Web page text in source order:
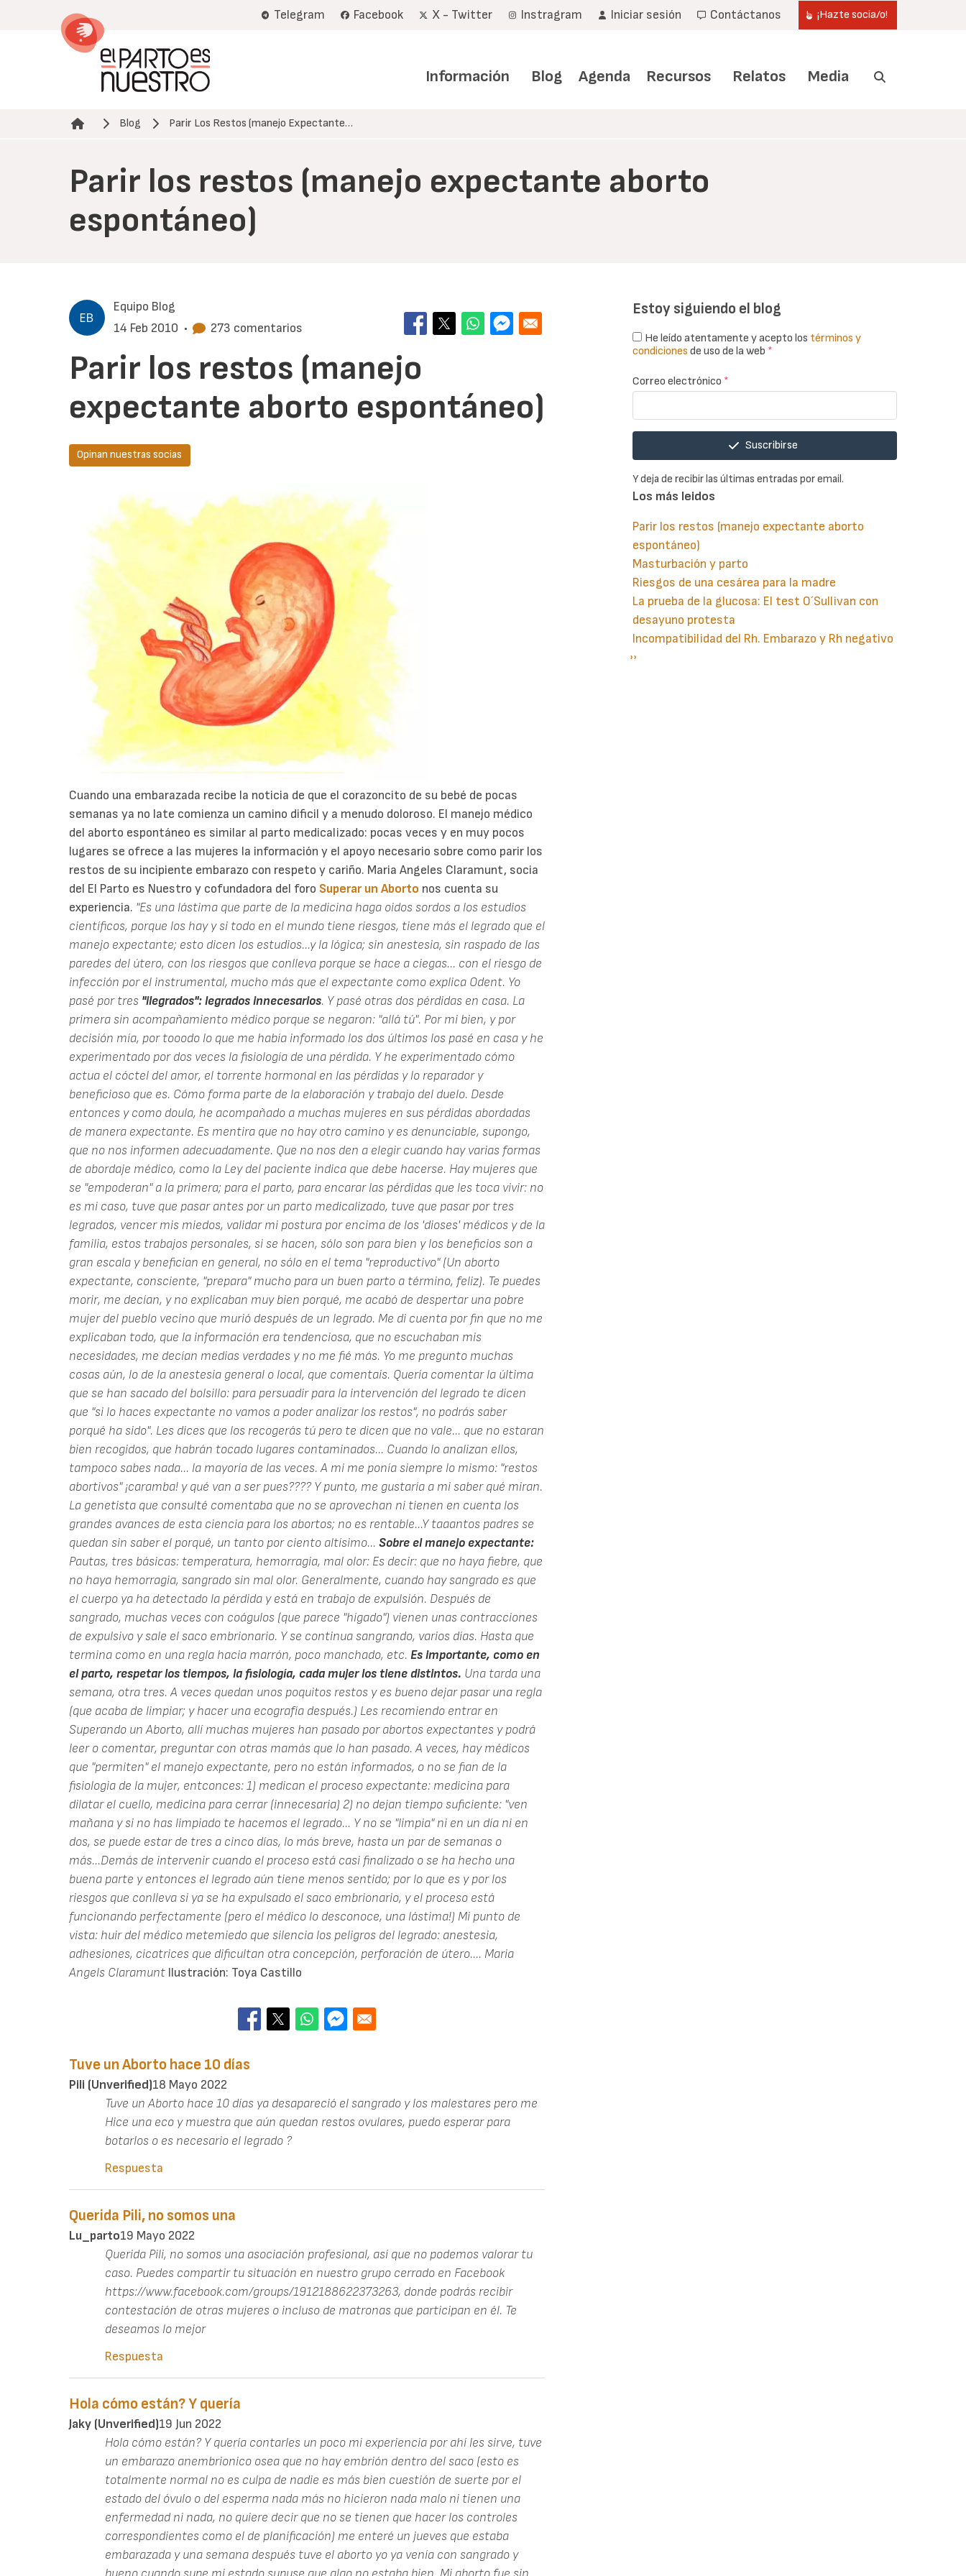
Telegram Facebook X - Twitter Instragram Iniciar sesión Contáctanos ¡Hazte socia/o!
Información Blog Agenda Recursos Relatos Media
Ruta de navegación
Blog Parir Los Restos (manejo Expectante…
Parir los restos (manejo expectante aborto
espontáneo)
Equipo Blog
14 Feb 2010 • 273 comentarios
Parir los restos (manejo
expectante aborto espontáneo)
Opinan nuestras socias
Cuando una embarazada recibe la noticia de que el corazoncito de su bebé de pocas
semanas ya no late comienza un camino dificil y a menudo doloroso. El manejo médico
del aborto espontáneo es similar al parto medicalizado: pocas veces y en muy pocos
lugares se ofrece a las mujeres la información y el apoyo necesario sobre como parir los
restos de su incipiente embarazo con respeto y cariño. Maria Angeles Claramunt, socia
del El Parto es Nuestro y cofundadora del foro Superar un Aborto nos cuenta su
experiencia. "Es una lástima que parte de la medicina haga oidos sordos a los estudios
científicos, porque los hay y si todo en el mundo tiene riesgos, tiene más el legrado que el
manejo expectante; esto dicen los estudios...y la lógica; sin anestesia, sin raspado de las
paredes del útero, con los riesgos que conlleva porque se hace a ciegas... con el riesgo de
infección por el instrumental, mucho más que el expectante como explica Odent. Yo
pasé por tres "ilegrados": legrados innecesarios. Y pasé otras dos pérdidas en casa. La
primera sin acompañamiento médico porque se negaron: "allá tú". Por mi bien, y por
decisión mía, por tooodo lo que me había informado los dos últimos los pasé en casa y he
experimentado por dos veces la fisiología de una pérdida. Y he experimentado cómo
actua el cóctel del amor, el torrente hormonal en las pérdidas y lo reparador y
beneficioso que es. Cómo forma parte de la elaboración y trabajo del duelo. Desde
entonces y como doula, he acompañado a muchas mujeres en sus pérdidas abordadas
de manera expectante. Es mentira que no hay otro camino y es denunciable, supongo,
que no nos informen adecuadamente. Que no nos den a elegir cuando hay varias formas
de abordaje médico, como la Ley del paciente indica que debe hacerse. Hay mujeres que
se "empoderan" a la primera; para el parto, para encarar las pérdidas que les toca vivir: no
es mi caso, tuve que pasar antes por un parto medicalizado, tuve que pasar por tres
legrados, vencer mis miedos, validar mi postura por encima de los 'dioses' médicos y de la
familia, estos trabajos personales, si se hacen, sólo son para bien y los beneficios son a
gran escala y benefician en general, no sólo en el tema "reproductivo" (Un aborto
expectante, consciente, "prepara" mucho para un buen parto a término, feliz). Te puedes
morir, me decían, y no explicaban muy bien porqué, me acabó de despertar una pobre
mujer del pueblo vecino que murió después de un legrado. Me di cuenta por fin que no me
explicaban todo, que la información era tendenciosa, que no escuchaban mis
necesidades, me decían medias verdades y no me fié más. Yo me pregunto muchas
cosas aún, lo de la anestesia general o local, que comentais. Quería comentar la última
que se han sacado del bolsillo: para persuadir para la intervención del legrado te dicen
que "si lo haces expectante no vamos a poder analizar los restos", no podrás saber
porqué ha sido". Les dices que los recogerás tú pero te dicen que no vale... que no estaran
bien recogidos, que habrán tocado lugares contaminados... Cuando lo analizan ellos,
tampoco sabes nada... la mayoría de las veces. A mi me ponía siempre lo mismo: "restos
abortivos" ¡caramba! y qué van a ser pues???? Y punto, me gustaría a mi saber qué miran.
La genetista que consulté comentaba que no se aprovechan ni tienen en cuenta los
grandes avances de esta ciencia para los abortos; no es rentable...Y taaantos padres se
quedan sin saber el porqué, un tanto por ciento altísimo... Sobre el manejo expectante:
Pautas, tres básicas: temperatura, hemorragia, mal olor: Es decir: que no haya fiebre, que
no haya hemorragia, sangrado sin mal olor. Generalmente, cuando hay sangrado es que
el cuerpo ya ha detectado la pérdida y está en trabajo de expulsión. Después de
sangrado, muchas veces con coágulos (que parece "hígado") vienen unas contracciones
de expulsivo y sale el saco embrionario. Y se continua sangrando, varios días. Hasta que
termina como en una regla hacia marrón, poco manchado, etc. Es importante, como en
el parto, respetar los tiempos, la fisiología, cada mujer los tiene distintos. Una tarda una
semana, otra tres. A veces quedan unos poquitos restos y es bueno dejar pasar una regla
(que acaba de limpiar; y hacer una ecografía después.) Les recomiendo entrar en
Superando un Aborto, allí muchas mujeres han pasado por abortos expectantes y podrá
leer o comentar, preguntar con otras mamás que lo han pasado. A veces, hay médicos
que "permiten" el manejo expectante, pero no están informados, o no se fian de la
fisiologia de la mujer, entconces: 1) medican el proceso expectante: medicina para
dilatar el cuello, medicina para cerrar (innecesaria) 2) no dejan tiempo suficiente: "ven
mañana y si no has limpiado te hacemos el legrado... Y no se "limpia" ni en un día ni en
dos, se puede estar de tres a cinco días, lo más breve, hasta un par de semanas o
más...Demás de intervenir cuando el proceso está casi finalizado o se ha hecho una
buena parte y entonces el legrado aún tiene menos sentido; por lo que es y por los
riesgos que conlleva si ya se ha expulsado el saco embrionario, y el proceso está
funcionando perfectamente (pero el médico lo desconoce, una lástima!) Mi punto de
vista: huir del médico metemiedo que silencia los peligros del legrado: anestesia,
adhesiones, cicatrices que dificultan otra concepción, perforación de útero.... Maria
Angels Claramunt Ilustración: Toya Castillo
Tuve un Aborto hace 10 días
Pili (unverified)18 Mayo 2022
Tuve un Aborto hace 10 días ya desapareció el sangrado y los malestares pero me
Hice una eco y muestra que aún quedan restos ovulares, puedo esperar para
botarlos o es necesario el legrado ?
Respuesta
Querida Pili, no somos una
Lu_parto19 Mayo 2022
Querida Pili, no somos una asociación profesional, así que no podemos valorar tu
caso. Puedes compartir tu situación en nuestro grupo cerrado en Facebook
https://www.facebook.com/groups/1912188622373263, donde podrás recibir
contestación de otras mujeres o incluso de matronas que participan en él. Te
deseamos lo mejor
Respuesta
Hola cómo están? Y quería
Jaky (unverified)19 Jun 2022
Hola cómo están? Y quería contarles un poco mi experiencia por ahí les sirve, tuve
un embarazo anembrionico osea que no hay embrión dentro del saco (esto es
totalmente normal no es culpa de nadie es más bien cuestión de suerte por el
estado del óvulo o del esperma nada más no hicieron nada malo ni tienen una
enfermedad ni nada, no quiere decir que no se tienen que hacer los controles
correspondientes como el de planificación) me enteré un jueves que estaba
embarazada y una semana después tuve el aborto yo ya venía con sangrado y
Estoy siguiendo el blog
He leído atentamente y acepto los términos y
condiciones de uso de la web *
Correo electrónico *
Suscribirse
Y deja de recibir las últimas entradas por email.
Los más leidos
Parir los restos (manejo expectante aborto
espontáneo)
Masturbación y parto
Riesgos de una cesárea para la madre
La prueba de la glucosa: El test O´Sullivan con
desayuno protesta
Incompatibilidad del Rh. Embarazo y Rh negativo
Paginación
Siguiente
››